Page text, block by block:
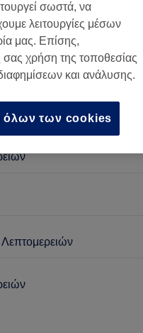
σωστά, να
λειτουργίες μέσων
μας. Επίσης,
σας χρήση της τοποθεσίας
και ανάλυσης.
των cookies